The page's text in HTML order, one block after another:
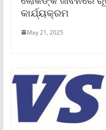
କାର୍ଯ୍ୟକ୍ରମ
May 21, 2025